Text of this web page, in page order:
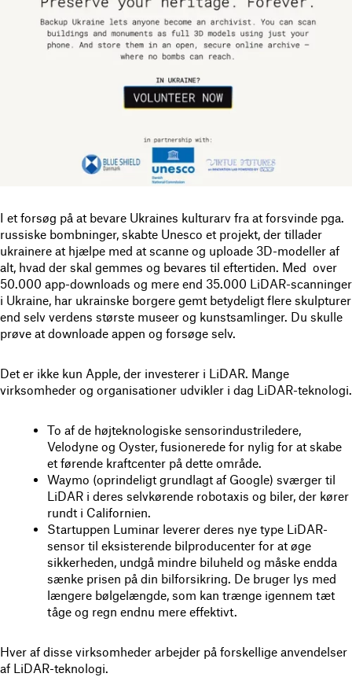
I et forsøg på at bevare Ukraines kulturarv fra at forsvinde pga.
russiske bombninger, skabte Unesco et projekt, der tillader
ukrainere at hjælpe med at scanne og uploade 3D-modeller af
alt, hvad der skal gemmes og bevares til eftertiden. Med over
50.000 app-downloads og mere end 35.000 LiDAR-scanninger
i Ukraine, har ukrainske borgere gemt betydeligt flere skulpturer
end selv verdens største museer og kunstsamlinger. Du skulle
prøve at downloade appen og forsøge selv.
Det er ikke kun Apple, der investerer i LiDAR. Mange
virksomheder og organisationer udvikler i dag LiDAR-teknologi.
To af de højteknologiske sensorindustriledere,
Velodyne og Oyster, fusionerede for nylig for at skabe
et førende kraftcenter på dette område.
Waymo (oprindeligt grundlagt af Google) sværger til
LiDAR i deres selvkørende robotaxis og biler, der kører
rundt i Californien.
Startuppen Luminar leverer deres nye type LiDAR-
sensor til eksisterende bilproducenter for at øge
sikkerheden, undgå mindre biluheld og måske endda
sænke prisen på din bilforsikring. De bruger lys med
længere bølgelængde, som kan trænge igennem tæt
tåge og regn endnu mere effektivt.
Hver af disse virksomheder arbejder på forskellige anvendelser
af LiDAR-teknologi.